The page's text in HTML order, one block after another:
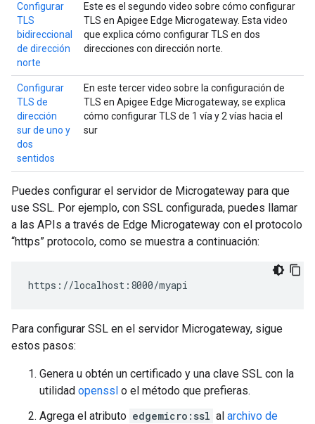
Configurar
TLS
bidireccional
de dirección
norte
Este es el segundo video sobre cómo configurar
TLS en Apigee Edge Microgateway. Esta video
que explica cómo configurar TLS en dos
direcciones con dirección norte.
Configurar
TLS de
dirección
sur de uno y
dos
sentidos
En este tercer video sobre la configuración de
TLS en Apigee Edge Microgateway, se explica
cómo configurar TLS de 1 vía y 2 vías hacia el
sur
Puedes configurar el servidor de Microgateway para que
use SSL. Por ejemplo, con SSL configurada, puedes llamar
a las APIs a través de Edge Microgateway con el protocolo
“https” protocolo, como se muestra a continuación:
https://localhost:8000/myapi
Para configurar SSL en el servidor Microgateway, sigue
estos pasos:
Genera u obtén un certificado y una clave SSL con la
utilidad openssl o el método que prefieras.
Agrega el atributo edgemicro:ssl al archivo de